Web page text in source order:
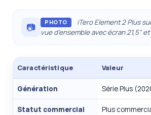
📷 PHOTO
iTero Element 2 Plus
vue d'ensemble avec écran 21,5"
Caractéristique Valeur
Génération Série Plus
Statut commercial Plus